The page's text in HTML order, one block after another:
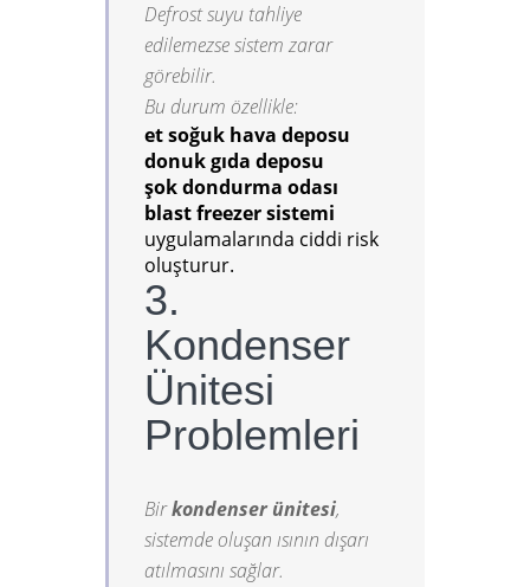
Defrost suyu tahliye
edilemezse sistem zarar
görebilir.
Bu durum özellikle:
et soğuk hava deposu
donuk gıda deposu
şok dondurma odası
blast freezer sistemi
uygulamalarında ciddi risk
oluşturur.
3.
Kondenser
Ünitesi
Problemleri
Birkondenser ünitesi,
sistemde oluşan ısının dışarı
atılmasını sağlar.